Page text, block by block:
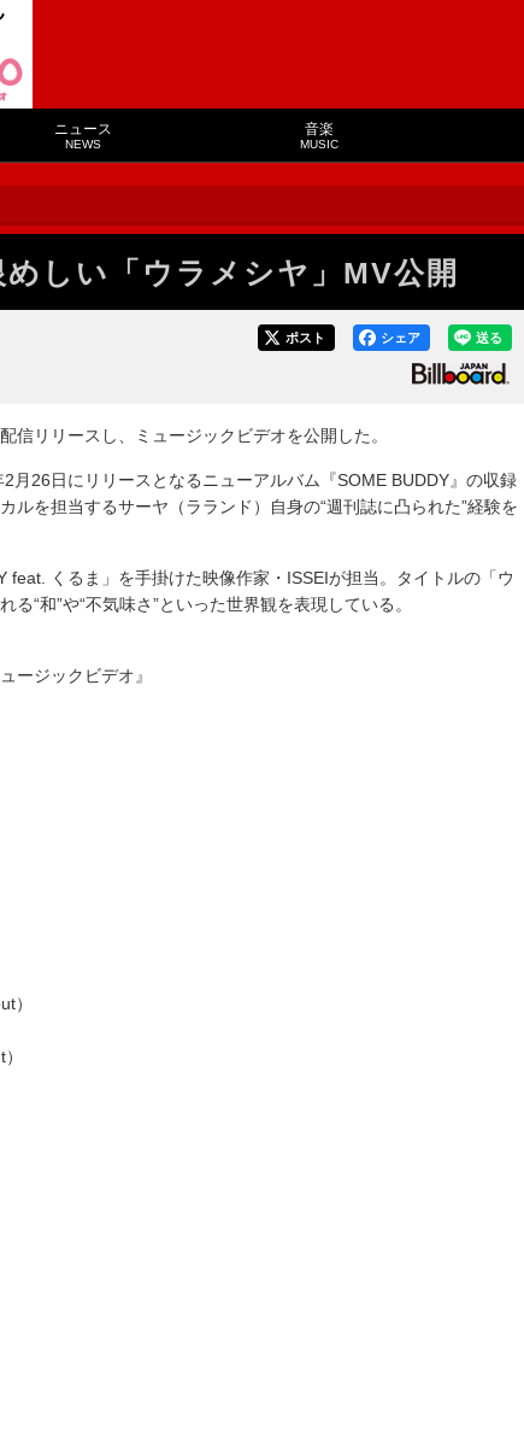
ニュース
NEWS
音楽
MUSIC
しい「ウラメシヤ」MV公開
送る
シェア
ポスト
リリースし、ミュージックビデオを公開した。
26日にリリースとなるニューアルバム『SOME BUDDY』の収録
ルを担当するサーヤ（ラランド）自身の“週刊誌に凸られた”経験を
くるま」を手掛けた映像作家・ISSEIが担当。タイトルの「ウ
“和”や“不気味さ”といった世界観を表現している。
ージックビデオ』
）